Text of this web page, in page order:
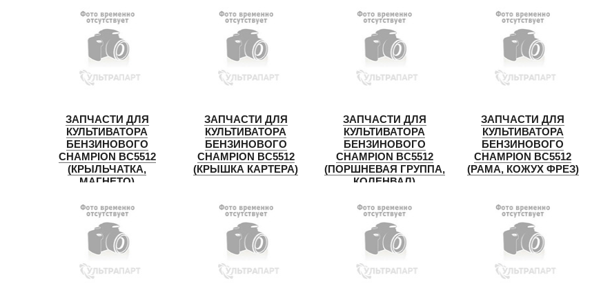
ЗАПЧАСТИ ДЛЯ
КУЛЬТИВАТОРА
БЕНЗИНОВОГО
CHAMPION BC5512
(КРЫЛЬЧАТКА,
МАГНЕТО)
ЗАПЧАСТИ ДЛЯ
КУЛЬТИВАТОРА
БЕНЗИНОВОГО
CHAMPION BC5512
(КРЫШКА КАРТЕРА)
ЗАПЧАСТИ ДЛЯ
КУЛЬТИВАТОРА
БЕНЗИНОВОГО
CHAMPION BC5512
(ПОРШНЕВАЯ ГРУППА,
КОЛЕНВАЛ)
ЗАПЧАСТИ ДЛЯ
КУЛЬТИВАТОРА
БЕНЗИНОВОГО
CHAMPION BC5512
(РАМА, КОЖУХ ФРЕЗ)